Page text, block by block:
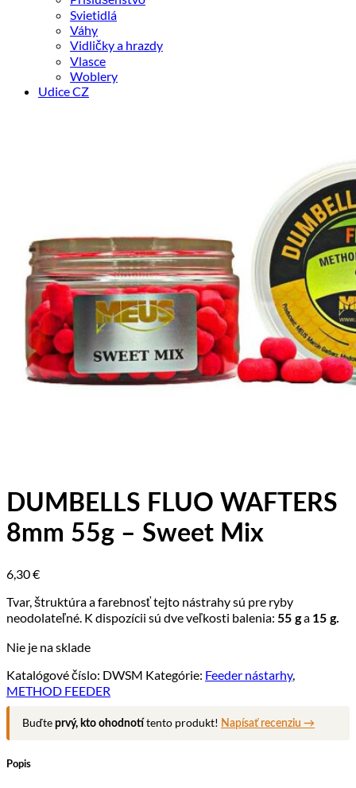
Svietidlá
Váhy
Vidličky a hrazdy
Vlasce
Woblery
Udice CZ
DUMBELLS FLUO WAFTERS
8mm 55g – Sweet Mix
6,30€
Tvar, štruktúra a farebnosť tejto nástrahy sú pre ryby
neodolateľné. K dispozícii sú dve veľkosti balenia: 55 ga 15 g.
Nie je na sklade
Katalógové číslo: DWSM Kategórie: Feeder nástarhy,
METHOD FEEDER
Buďte prvý, kto ohodnotítento produkt! Napísať recenziu →
Popis